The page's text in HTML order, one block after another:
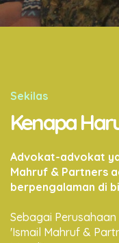
Sekilas
Kenapa
Advokat-advokat
Mahruf & Partners
berpengalaman di
Sebagai
'Ismail Mahruf &